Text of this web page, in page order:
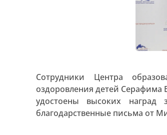
Сотрудники Центра
оздоровления детей Серафима
удостоены высоких наград
благодарственные письма от